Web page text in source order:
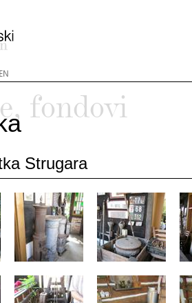
EN
fondovi
Strugara